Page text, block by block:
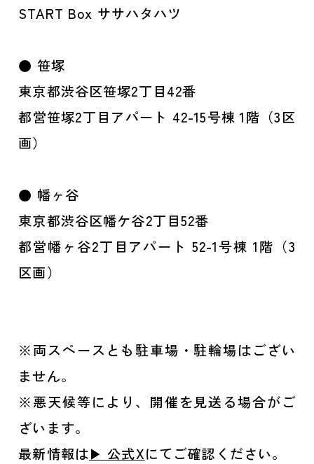
START Box ササハタハツ
● 笹塚
東京都渋谷区笹塚2丁目42番
都営笹塚2丁目アパート 42-15号棟 1階（3区
画）
● 幡ヶ谷
東京都渋谷区幡ケ谷2丁目52番
都営幡ヶ谷2丁目アパート 52-1号棟 1階（3
区画）
※両スペースとも駐車場・駐輪場はござい
ません。
※悪天候等により、開催を見送る場合がご
ざいます。
最新情報は▶ 公式Xにてご確認ください。